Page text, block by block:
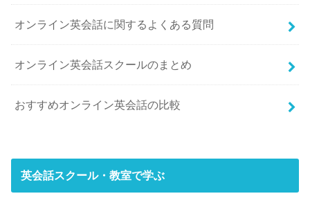
オンライン英会話に関するよくある質問
オンライン英会話スクールのまとめ
おすすめオンライン英会話の比較
英会話スクール・教室で学ぶ